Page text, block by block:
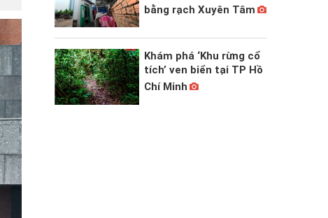
bằng rạch Xuyên Tâm
Khám phá ‘Khu rừng cổ
tích’ ven biển tại TP Hồ
Chí Minh